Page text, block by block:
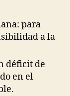
para
a la
déficit de
en el